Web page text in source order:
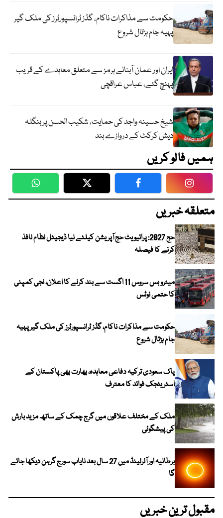
حکومت سے مذاکرات ناکام، گڈز ٹرانسپورٹرز کی ملک گیر
پہیہ جام ہڑتال شروع
ایران اور عمان آبنائے ہرمز سے متعلق معاہدے کے قریب
پہنچ گئے، عباس عراقچی
شیخ حسینہ واجد کی حمایت، شکیب الحسن پر بنگلہ
دیش کرکٹ کے دروازے بند
ہمیں فالو کریں
WhatsApp Twitter Facebook
متعلقہ خبریں
حج 2027: پرائیویٹ حج آپریشن کیلئے نیا ڈیجیٹل نظام نافذ
کرنے کا فیصلہ
میٹرو بس سروس 11 اگست سے بند کرنے کا اعلان، نجی کمپنی
کا حتمی نوٹس
حکومت سے مذاکرات ناکام، گڈز ٹرانسپورٹرز کی ملک گیر پہیہ
جام ہڑتال شروع
پاک سعودی ترکیہ دفاعی معاہدہ، بھارت بھی پاکستان کے
اسٹریٹجک فوائد کا معترف
ملک کے مختلف علاقوں میں گرج چمک کے ساتھ مزید بارش
کی پیشگوئی
برطانیہ اور آئرلینڈ میں 27 سال بعد نایاب سورج گرہن دیکھا جائے
گا
مقبول ترین خبریں